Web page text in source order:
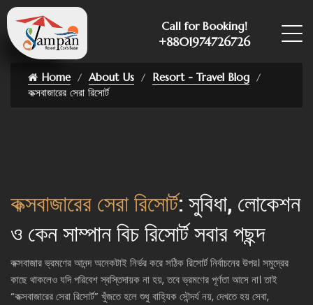
Call for Booking!
+8801974726726
Home About Us
Resort - Travel Blog
কক্সবাজারের সেরা রিসোর্ট
কক্সবাজারের সেরা রিসোর্ট: সুবিধা, লোকেশন
ও কেন সাম্পান বিচ রিসোর্ট সবার পছন্দ
কক্সবাজার ভ্রমণের আনন্দ অনেকটাই নির্ভর করে সঠিক রিসোর্ট নির্বাচনের উপর। সমুদ্রের
কাছে থাকলেও যদি পরিবেশ স্বস্তিদায়ক না হয়, তবে ভ্রমণের পূর্ণতা আসে না। তাই
“কক্সবাজারের সেরা রিসোর্ট” খুঁজতে হলে শুধু বাহ্যিক সৌন্দর্য নয়, দেখতে হয় সেবা,